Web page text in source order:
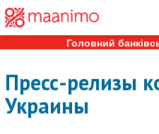
Головний
Пресс-релизы
Украины